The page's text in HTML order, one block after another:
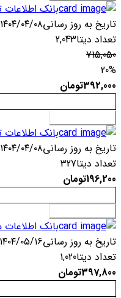
بانک
تاریخ به روز رسانی۱۴۰۴/۰۴/۰۸
تعداد دیتا2,043
715,050
20%
392,000تومان
بانک اطلاعات
تاریخ به روز رسانی۱۴۰۴/۰۴/۰۸
تعداد دیتا327
196,200تومان
بانک
تاریخ به روز رسانی۱۴۰۴/۰۵/۱۶
تعداد دیتا1,020
397,800تومان